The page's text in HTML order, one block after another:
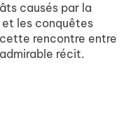
causés par la
et les conquêtes
rencontre entre
récit.